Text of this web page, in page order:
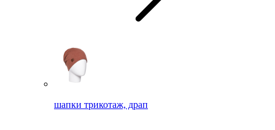
шапки трикотаж, драп